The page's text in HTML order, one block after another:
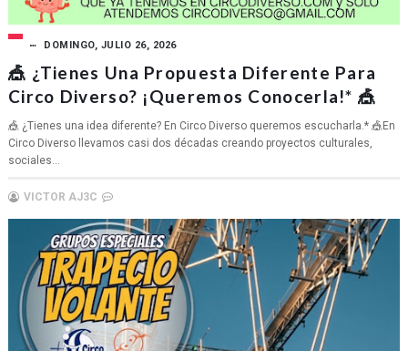
DOMINGO, JULIO 26, 2026
🎪 ¿Tienes Una Propuesta Diferente Para
Circo Diverso? ¡Queremos Conocerla!* 🎪
🎪 ¿Tienes una idea diferente? En Circo Diverso queremos escucharla.* 🎪En
Circo Diverso llevamos casi dos décadas creando proyectos culturales,
sociales...
VICTOR AJ3C